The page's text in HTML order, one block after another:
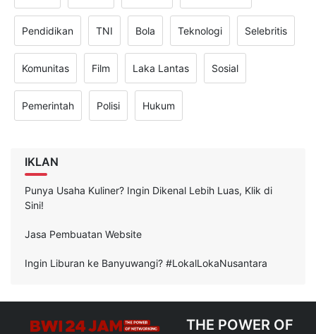
Pendidikan TNI Bola Teknologi Selebritis
Komunitas Film Laka Lantas Sosial
Pemerintah Polisi Hukum
IKLAN
Punya Usaha Kuliner? Ingin Dikenal Lebih Luas, Klik di
Sini!
Jasa Pembuatan Website
Ingin Liburan ke Banyuwangi? #LokalLokaNusantara
THE POWER OF